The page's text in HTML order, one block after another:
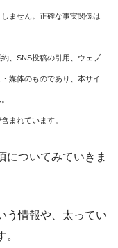
ません。正確な事実関係は
、SNS投稿の引用、ウェブ
媒体のものであり、本サイ
まれています。
についてみていきま
う情報や、太ってい